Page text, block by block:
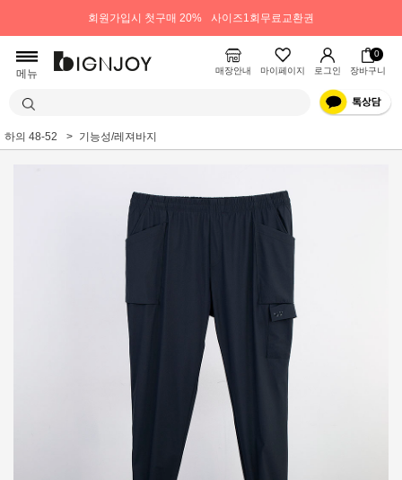
회원가입시 첫구매 20% 사이즈1회무료교환권
메뉴 매장안내 마이페이지 로그인
0
장바구니
하의 48-52 기능성/레져바지